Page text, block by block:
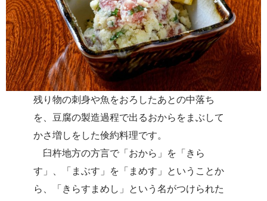
残り物の刺身や魚をおろしたあとの中落ち
を、豆腐の製造過程で出るおからをまぶして
かさ増しをした倹約料理です。
臼杵地方の方言で「おから」を「きら
す」、「まぶす」を「まめす」ということか
ら、「きらすまめし」という名がつけられた